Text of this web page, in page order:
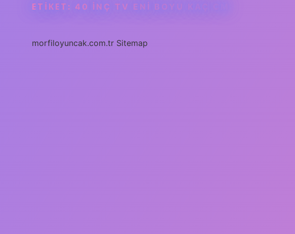
ETIKET: 40 INÇ TV ENI BOYU KAÇ CM
morfiloyuncak.com.tr Sitemap